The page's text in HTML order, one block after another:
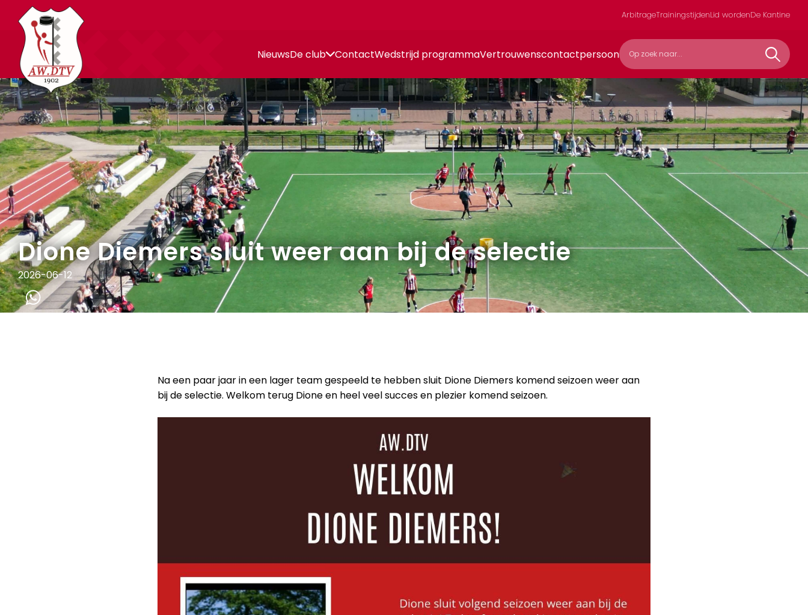
ArbitrageTrainingstijdenLid wordenDe Kantine
NieuwsDe club ContactWedstrijd programmaVertrouwenscontactpersoon
Dione Diemers sluit weer aan bij de selectie
2026-06-12
Na een paar jaar in een lager team gespeeld te hebben sluit Dione Diemers komend seizoen weer aan
bij de selectie. Welkom terug Dione en heel veel succes en plezier komend seizoen.